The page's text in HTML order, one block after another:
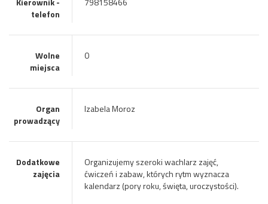
telefon
Wolne
miejsca
0
Organ
prowadzący
Izabela Moroz
Dodatkowe
zajęcia
Organizujemy szeroki wachlarz zajęć,
ćwiczeń i zabaw, których rytm wyznacza
kalendarz (pory roku, święta, uroczystości).